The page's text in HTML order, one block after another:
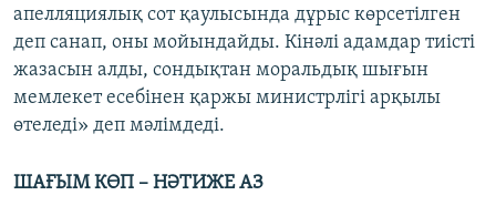
апелляциялық сот қаулысында дұрыс көрсетілген
деп санап, оны мойындайды. Кінәлі адамдар тиісті
жазасын алды, сондықтан моральдық шығын
мемлекет есебінен қаржы министрлігі арқылы
өтеледі» деп мәлімдеді.
ШАҒЫМ КӨП – НӘТИЖЕ АЗ